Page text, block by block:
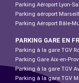
Parking Aéroport Lyon-
Parking aéroport
Parking Aéroport Bâle-
PARKING GARE EN
Parking à la gare TGV
Parking Gare Aix-en-
Parking à la gare TGV
Parking à la gare TGV